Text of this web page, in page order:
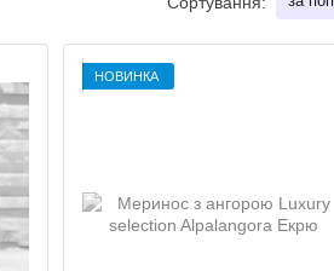
НОВИНКА